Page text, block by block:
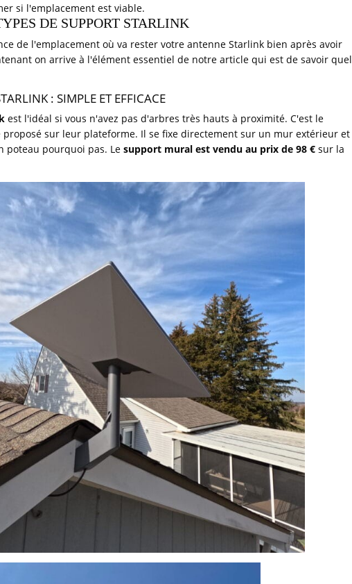
si l'emplacement est viable.
DE SUPPORT STARLINK
de l'emplacement où va rester votre antenne Starlink bien après avoir
on arrive à l'élément essentiel de notre article qui est de savoir quel
: SIMPLE ET EFFICACE
est l'idéal si vous n'avez pas d'arbres très hauts à proximité. C'est le
sur leur plateforme. Il se fixe directement sur un mur extérieur et
poteau pourquoi pas. Lesupport mural est vendu au prix de 98 € sur la